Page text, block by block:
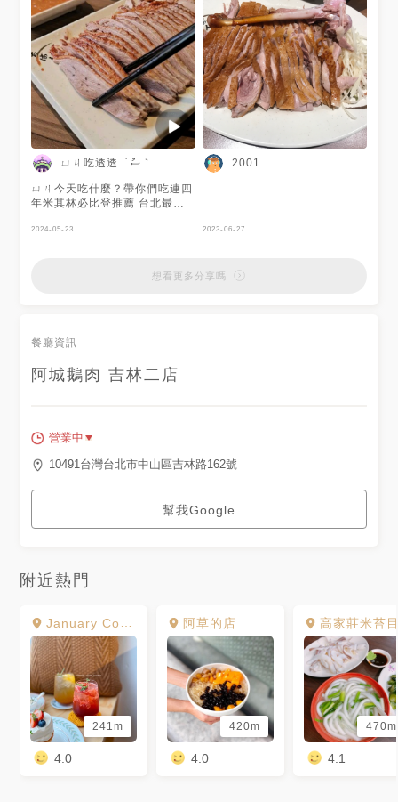
ㄩㄐ吃透透 ´ސު｀
ㄩㄐ今天吃什麼？帶你們吃連四
年米其林必比登推薦 台北最強
肉🤩還沒有營業門口就大排長
沒有挑選部位，肉質很嫩，入味
🚉 #捷運行天宮站 ☎️ 0930-
ㄩㄐ吃の圓滾滾🍍 #ㄩㄐ吃行天
2024-05-23
2001
2023-06-27
想看更多分享嗎
餐廳資訊
阿城鵝肉 吉林二店
營業中
10491台灣台北市中山區吉林路162號
幫我Google
附近熱門
January Couple
241m
4.0
阿草的店
420m
4.0
高家莊米苔
470m
4.1